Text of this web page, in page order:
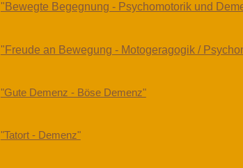
"Bewegte Begegnung - Psychomotorik und
"Freude an Bewegung - Motogeragogik /
"Gute Demenz - Böse Demenz"
"Tatort - Demenz"